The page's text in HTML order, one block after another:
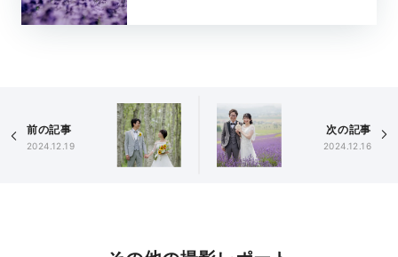
前の記事
2024.12.19
次の記事
2024.12.16